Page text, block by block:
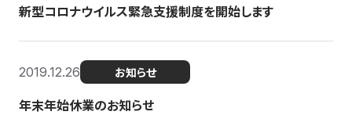
新型コロナウイルス緊急支援制度を開始します
2019.12.26 お知らせ
年末年始休業のお知らせ